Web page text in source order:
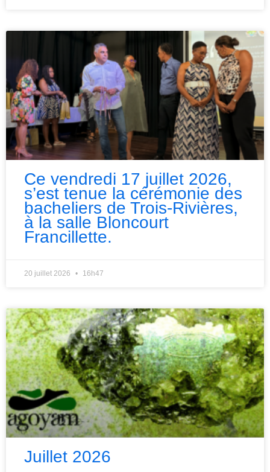
Ce vendredi 17 juillet 2026,
s’est tenue la cérémonie des
bacheliers de Trois-Rivières,
à la salle Bloncourt
Francillette.
20 juillet 2026 16h47
Juillet 2026